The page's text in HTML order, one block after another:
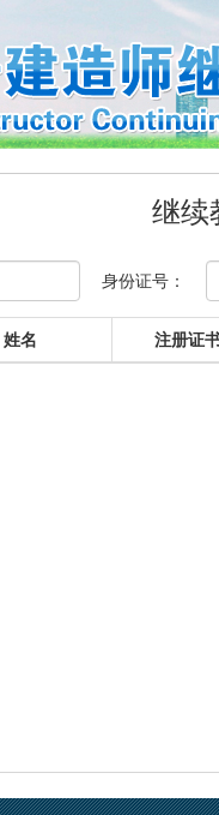
继续
身份证号：
姓名 注册证